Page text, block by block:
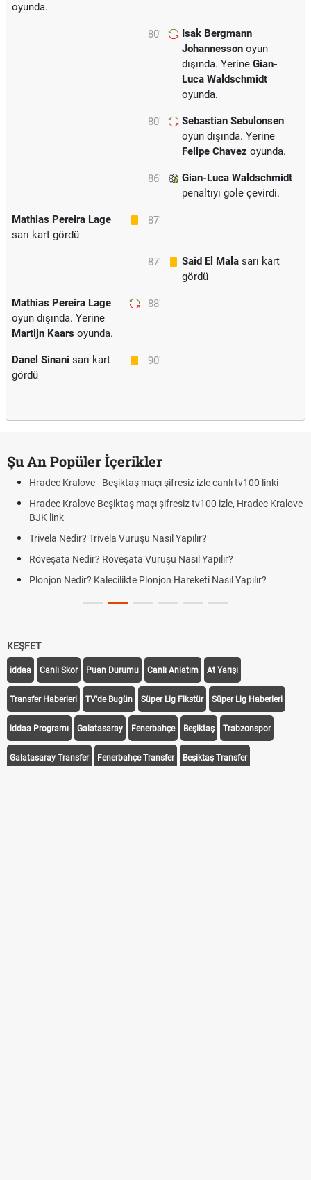
oyunda.
80'
Isak Bergmann
Johannesson oyun
dışında. Yerine Gian-
Luca Waldschmidt
oyunda.
80'
Sebastian Sebulonsen
oyun dışında. Yerine
Felipe Chavez oyunda.
86'
Gian-Luca Waldschmidt
penaltıyı gole çevirdi.
87'
Mathias Pereira Lage
sarı kart gördü
87' Said El Mala sarı kart
gördü
88'
Mathias Pereira Lage
oyun dışında. Yerine
Martijn Kaars oyunda.
90'
Danel Sinani sarı kart
gördü
Şu An Popüler İçerikler
Hradec Kralove - Beşiktaş maçı şifresiz izle canlı tv100 linki
Hradec Kralove Beşiktaş maçı şifresiz tv100 izle, Hradec Kralove
BJK link
Trivela Nedir? Trivela Vuruşu Nasıl Yapılır?
Röveşata Nedir? Röveşata Vuruşu Nasıl Yapılır?
Plonjon Nedir? Kalecilikte Plonjon Hareketi Nasıl Yapılır?
KEŞFET
iddaa Canlı Skor Puan Durumu Canlı Anlatım At Yarışı
Transfer Haberleri TV'de Bugün Süper Lig Fikstür Süper Lig Haberleri
iddaa Programı Galatasaray Fenerbahçe Beşiktaş Trabzonspor
Galatasaray Transfer Fenerbahçe Transfer Beşiktaş Transfer